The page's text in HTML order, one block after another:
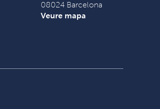
08024 Barcelona
Veure mapa